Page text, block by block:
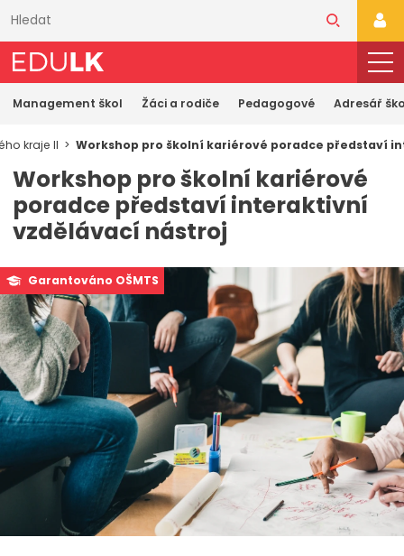
obsahu
Management škol Žáci a rodiče Pedagogové Adresář
kraje II Workshop pro školní kariérové poradce představí
Workshop pro školní kariérové
poradce představí interaktivní
vzdělávací nástroj
Garantováno OŠMTS